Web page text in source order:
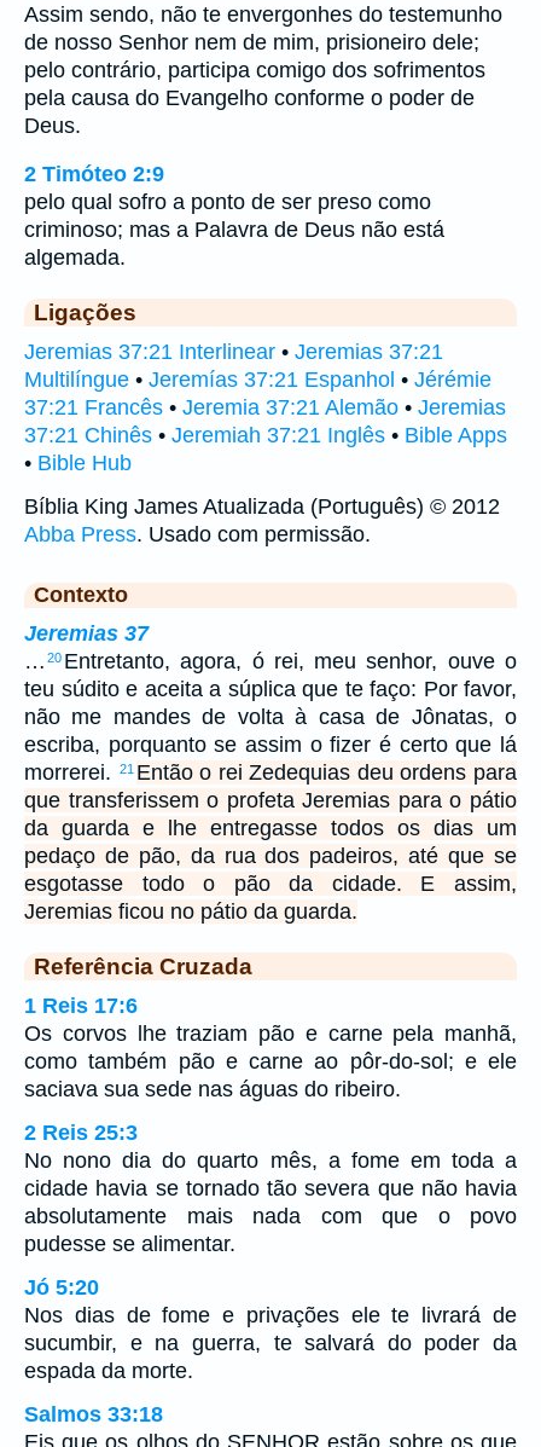
Assim sendo, não te envergonhes do testemunho
de nosso Senhor nem de mim, prisioneiro dele;
pelo contrário, participa comigo dos sofrimentos
pela causa do Evangelho conforme o poder de
Deus.
2 Timóteo 2:9
pelo qual sofro a ponto de ser preso como
criminoso; mas a Palavra de Deus não está
algemada.
Ligações
Jeremias 37:21 Interlinear • Jeremias 37:21
Multilíngue • Jeremías 37:21 Espanhol • Jérémie
37:21 Francês • Jeremia 37:21 Alemão • Jeremias
37:21 Chinês • Jeremiah 37:21 Inglês • Bible Apps
• Bible Hub
Bíblia King James Atualizada (Português) © 2012
Abba Press. Usado com permissão.
Contexto
Jeremias 37
… 20 Entretanto, agora, ó rei, meu senhor, ouve o
teu súdito e aceita a súplica que te faço: Por favor,
não me mandes de volta à casa de Jônatas, o
escriba, porquanto se assim o fizer é certo que lá
morrerei.
21 Então o rei Zedequias deu ordens para
que transferissem o profeta Jeremias para o pátio
da guarda e lhe entregasse todos os dias um
pedaço de pão, da rua dos padeiros, até que se
esgotasse todo o pão da cidade. E assim,
Jeremias ficou no pátio da guarda.
Referência Cruzada
1 Reis 17:6
Os corvos lhe traziam pão e carne pela manhã,
como também pão e carne ao pôr-do-sol; e ele
saciava sua sede nas águas do ribeiro.
2 Reis 25:3
No nono dia do quarto mês, a fome em toda a
cidade havia se tornado tão severa que não havia
absolutamente mais nada com que o povo
pudesse se alimentar.
Jó 5:20
Nos dias de fome e privações ele te livrará de
sucumbir, e na guerra, te salvará do poder da
espada da morte.
Salmos 33:18